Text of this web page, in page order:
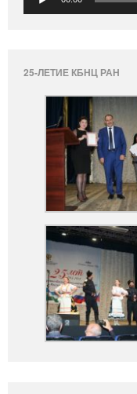
25-ЛЕТИЕ КБНЦ РАН